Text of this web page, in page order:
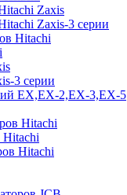
Zaxis
Zaxis-3 серии
Hitachi
3 серии
EX,EX-2,EX-3,EX-5
Hitachi
Hitachi
Hitachi